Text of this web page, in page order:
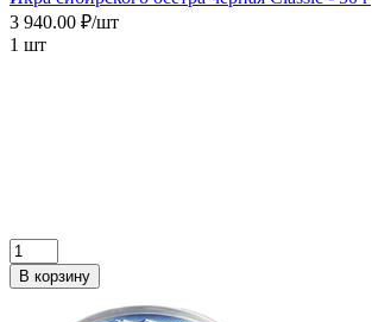
3 940.00 ₽/шт
1 шт
В корзину